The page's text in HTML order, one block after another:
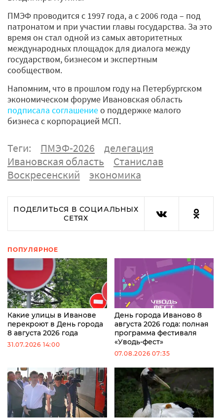
ПМЭФ проводится с 1997 года, а с 2006 года – под
патронатом и при участии главы государства. За это
время он стал одной из самых авторитетных
международных площадок для диалога между
государством, бизнесом и экспертным
сообществом.
Напомним, что в прошлом году на Петербургском
экономическом форуме Ивановская область
подписала соглашениео поддержке малого
бизнеса с корпорацией МСП.
Теги: ПМЭФ-2026
делегация
Ивановская область
Станислав
Воскресенский
экономика
ПОДЕЛИТЬСЯ В СОЦИАЛЬНЫХ
СЕТЯХ
ПОПУЛЯРНОЕ
Какие улицы в Иванове
перекроют в День города
8 августа 2026 года
31.07.2026 14:00
День города Иваново 8
августа 2026 года: полная
программа фестиваля
«Уводь-фест»
07.08.2026 07:35